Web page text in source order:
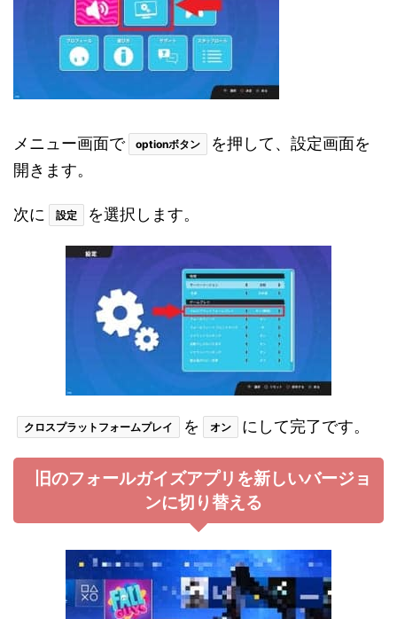
メニュー画面で optionボタン
を押して、設定画面を
開きます。
次に 設定 を選択します。
クロスプラットフォームプレイ を オン にして完了です。
旧のフォールガイズアプリを新しいバージョ
ンに切り替える